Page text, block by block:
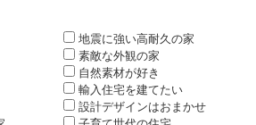
地震に強い高耐久の家
素敵な外観の家
自然素材が好き
輸入住宅を建てたい
設計デザインはおまかせ